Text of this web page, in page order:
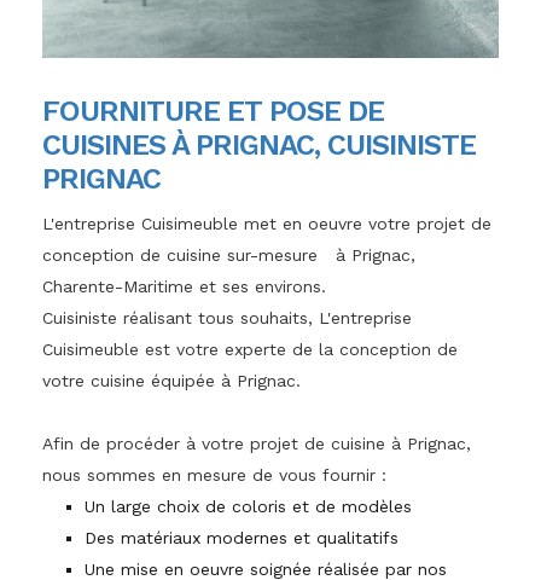
FOURNITURE ET POSE DE
CUISINES À PRIGNAC, CUISINISTE
PRIGNAC
L'entreprise Cuisimeuble met en oeuvre votre projet de
conception de cuisine sur-mesure à Prignac,
Charente-Maritime et ses environs.
Cuisiniste réalisant tous souhaits, L'entreprise
Cuisimeuble est votre experte de la conception de
votre cuisine équipée à Prignac.
Afin de procéder à votre projet de cuisine à Prignac,
nous sommes en mesure de vous fournir :
Un large choix de coloris et de modèles
Des matériaux modernes et qualitatifs
Une mise en oeuvre soignée réalisée par nos